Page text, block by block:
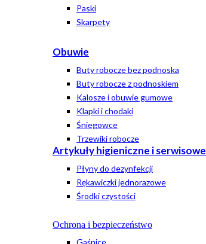
Paski
Skarpety
Obuwie
Buty robocze bez podnoska
Buty robocze z podnoskiem
Kalosze i obuwie gumowe
Klapki i chodaki
Śniegowce
Trzewiki robocze
Artykuły higieniczne i serwisowe
Płyny do dezynfekcji
Rękawiczki jednorazowe
Środki czystości
Ochrona i bezpieczeństwo